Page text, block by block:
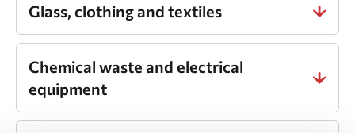
Glass, clothing and textiles
Chemical waste and electrical
equipment